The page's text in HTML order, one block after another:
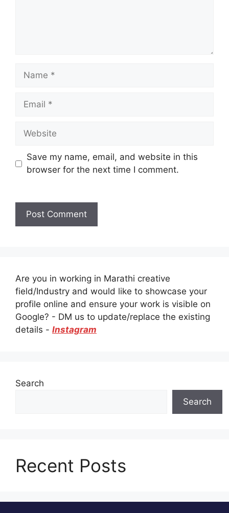
Name
Email
Website
Save my name, email, and website in this
browser for the next time I comment.
Are you in working in Marathi creative
field/Industry and would like to showcase your
profile online and ensure your work is visible on
Google? - DM us to update/replace the existing
details - Instagram
Search
Search
Recent Posts